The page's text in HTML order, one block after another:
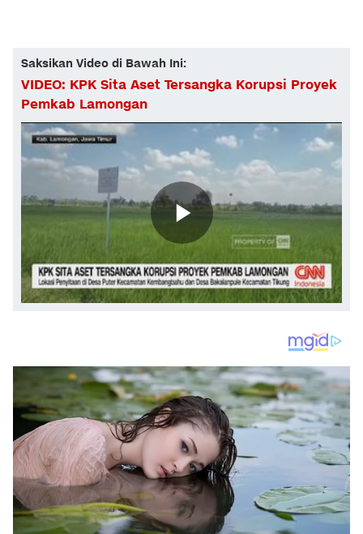
Saksikan Video di Bawah Ini:
VIDEO: KPK Sita Aset Tersangka Korupsi Proyek
Pemkab Lamongan